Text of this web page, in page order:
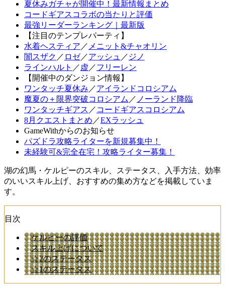
夏休みガチャが開催中！最新情報まとめ
コードギアスコラボの当たりと評価
最強リーダーランキング｜最新版
【注目のテンプレパーティ】
水着ヘスティア ／ メニット&チャオリン
闇スザク ／ ロゼ／アッシュ ／ ジノ
ラインハルト ／ 虚 ／フリーレン
【開催中のダンジョン情報】
ワンタッチ夏休み ／アイランドコロシアム
魔夏の＋限界突破コロシアム ／ ノーランド降臨
ワンタッチギアス ／ コードギアスコロシアム
8月クエストまとめ ／EXラッシュ
GameWithからのお知らせ
パズドラ攻略ライターを新規募集中！
未経験可&完全在宅！攻略ライター募集！
湖の幻馬・ケルピーのスキル、ステータス、入手方法、効率
のいいスキル上げ、おすすめの集め方などを掲載していま
す。
目次
ケルピーの評価
スキル上げについて
☆2のステータス
☆1のステータス